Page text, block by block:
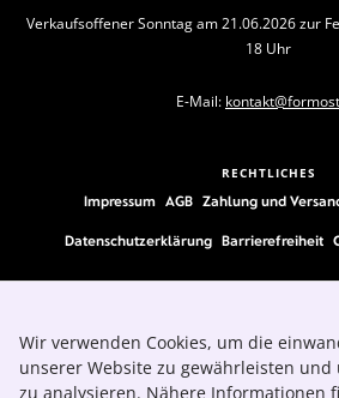
Verkaufsoffener Sonntag am 21.06.2026 zur
18 Uhr
E-Mail:
RECHTLICHES
Impressum AGB Zahlung und
Datenschutzerklärung Barrierefreiheit
Wir verwenden Cookies, um die
unserer Website zu gewährleisten
zu analysieren. Nähere Informationen